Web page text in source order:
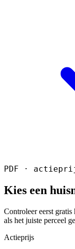
PDF ·
Kies een
Controleer eerst gratis
als het juiste perceel
Actieprijs